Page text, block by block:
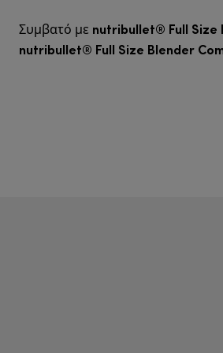
Συμβατό με nutribullet® Full Size
nutribullet® Full Size Blender